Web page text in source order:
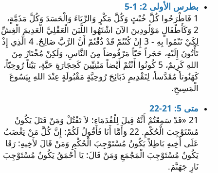
بطرس الأولى 2: 1-5
1 فَاطْرَحُوا كُلَّ خُبْثٍ وَكُلَّ مَكْرٍ وَالرِّيَاءَ وَالْحَسَدَ وَكُلَّ مَذَمَّةٍ،
2 وَكَأَطْفَالٍ مَوْلُودِينَ الآنَ اشْتَهُوا اللَّبَنَ الْعَقْلِيَّ الْعَدِيمَ الْغِشِّ
لِكَيْ تَنْمُوا بِهِ - 3 إِنْ كُنْتُمْ قَدْ ذُقْتُمْ أَنَّ الرَّبَّ صَالِحٌ. 4 الَّذِي إِذْ
تَأْتُونَ إِلَيْهِ، حَجَراً حَيّاً مَرْفُوضاً مِنَ النَّاسِ، وَلَكِنْ مُخْتَارٌ مِنَ
اللهِ كَرِيمٌ، 5 كُونُوا أَنْتُمْ أَيْضاً مَبْنِيِّينَ كَحِجَارَةٍ حَيَّةٍ، بَيْتاً رُوحِيّاً،
كَهَنُوتاً مُقَدَّساً، لِتَقْدِيمِ ذَبَائِحَ رُوحِيَّةٍ مَقْبُولَةٍ عِنْدَ اللهِ بِيَسُوعَ
الْمَسِيحِ.
متى 5: 21-22
21 «قَدْ سَمِعْتُمْ أَنَّهُ قِيلَ لِلْقُدَمَاءِ: لاَ تَقْتُلْ وَمَنْ قَتَلَ يَكُونُ
مُسْتَوْجِبَ الْحُكْمِ. 22 وَأَمَّا أَنَا فَأَقُولُ لَكُمْ: إِنَّ كُلَّ مَنْ يَغْضَبُ
عَلَى أَخِيهِ بَاطِلاً يَكُونُ مُسْتَوْجِبَ الْحُكْمِ وَمَنْ قَالَ لأَخِيهِ: رَقَا
يَكُونُ مُسْتَوْجِبَ الْمَجْمَعِ وَمَنْ قَالَ: يَا أَحْمَقُ يَكُونُ مُسْتَوْجِبَ
نَارِ جَهَنَّمَ.